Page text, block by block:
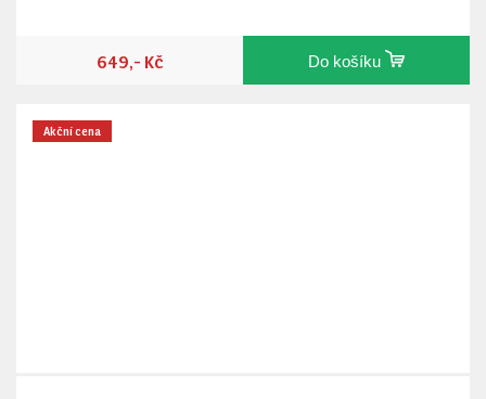
649,- Kč Do košíku
Akční cena